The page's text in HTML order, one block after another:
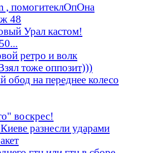
, помогитеклОпОна
48
Урал кастом!
ретро и волк
тоже оппозит)))
на переднее колесо
воскрес!
разнесли ударами